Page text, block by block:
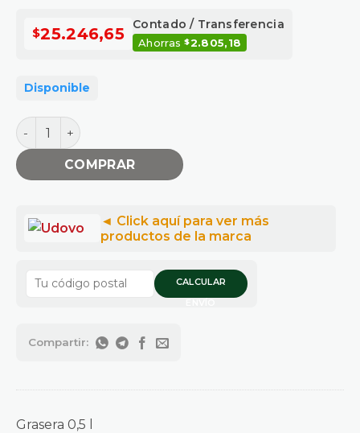
$25.246,65
Contado / Transferencia
Ahorras$2.805,18
Grasera 0,5 l
Disponible
Grasera 0,5 l cantidad
COMPRAR
CALCULAR